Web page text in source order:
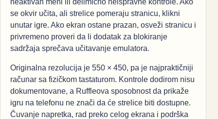
se okvir učita, ali strelice pomeraju stranicu, klikni
unutar igre. Ako ekran ostane prazan, osveži stranicu i
privremeno proveri da li dodatak za blokiranje
sadržaja sprečava učitavanje emulatora.
Originalna rezolucija je 550 × 450, pa je najpraktičniji
računar sa fizičkom tastaturom. Kontrole dodirom nisu
dokumentovane, a Ruffleova sposobnost da prikaže
igru na telefonu ne znači da će strelice biti dostupne.
Čuvanje napretka, rad preko celog ekrana i podrška